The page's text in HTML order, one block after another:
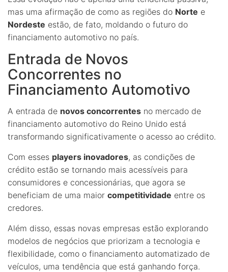
mas uma afirmação de como as regiões do Norte e
Nordeste estão, de fato, moldando o futuro do
financiamento automotivo no país.
Entrada de Novos
Concorrentes no
Financiamento Automotivo
A entrada de novos concorrentes no mercado de
financiamento automotivo do Reino Unido está
transformando significativamente o acesso ao crédito.
Com esses players inovadores, as condições de
crédito estão se tornando mais acessíveis para
consumidores e concessionárias, que agora se
beneficiam de uma maior competitividade entre os
credores.
Além disso, essas novas empresas estão explorando
modelos de negócios que priorizam a tecnologia e
flexibilidade, como o financiamento automatizado de
veículos, uma tendência que está ganhando força.